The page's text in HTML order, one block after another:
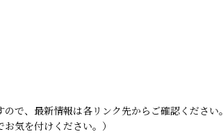
で、最新情報は各リンク先からご確認くださ
気を付けください。）